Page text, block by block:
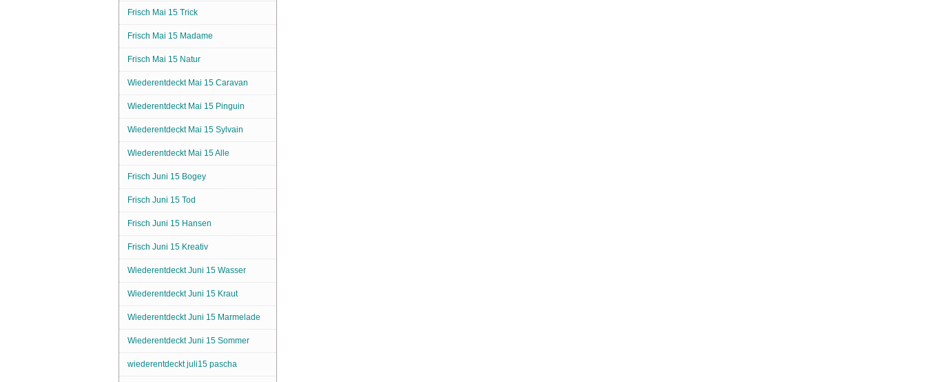
Frisch Mai 15 Trick
Frisch Mai 15 Madame
Frisch Mai 15 Natur
Wiederentdeckt Mai 15 Caravan
Wiederentdeckt Mai 15 Pinguin
Wiederentdeckt Mai 15 Sylvain
Wiederentdeckt Mai 15 Alle
Frisch Juni 15 Bogey
Frisch Juni 15 Tod
Frisch Juni 15 Hansen
Frisch Juni 15 Kreativ
Wiederentdeckt Juni 15 Wasser
Wiederentdeckt Juni 15 Kraut
Wiederentdeckt Juni 15 Marmelade
Wiederentdeckt Juni 15 Sommer
wiederentdeckt juli15 pascha